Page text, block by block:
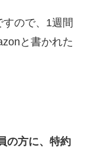
ので、1週間
と書かれた
の方に、特約